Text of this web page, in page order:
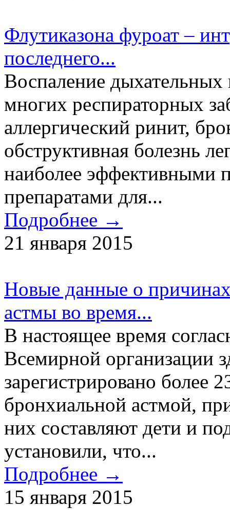
Флутиказона фуроат –
последнего...
Воспаление дыхательных
многих респираторных
аллергический ринит,
обструктивная болезнь
наиболее эффективными
препаратами для...
Подробнее →
21 января 2015
Новые данные о
астмы во время...
В настоящее время
Всемирной организации
зарегистрировано более
бронхиальной астмой,
них составляют дети и
установили, что...
Подробнее →
15 января 2015